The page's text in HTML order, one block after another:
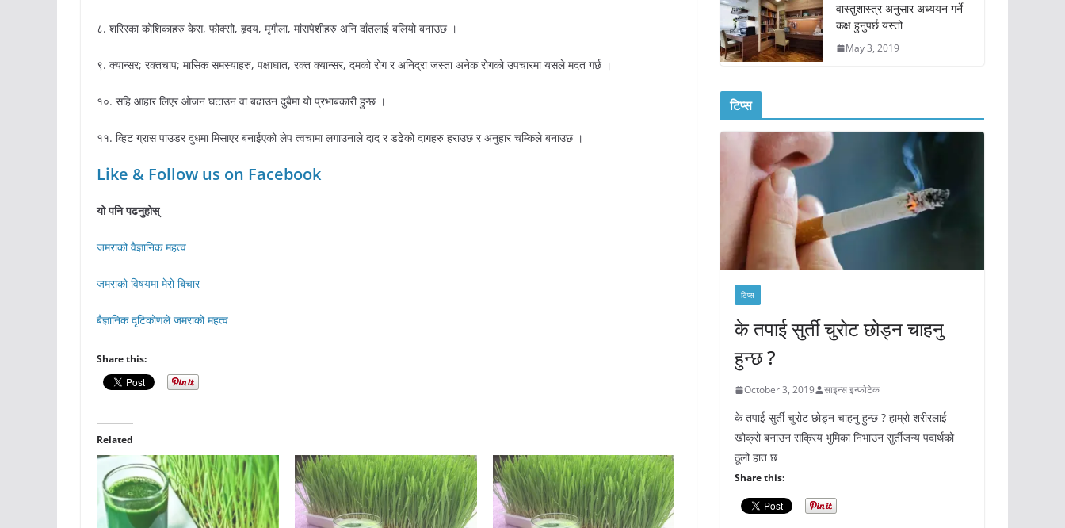
८. शरिरका कोशिकाहरु केस, फोक्सो, हृदय, मृगौला, मांसपेशीहरु अनि दाँतलाई बलियो बनाउछ ।
९. क्यान्सर; रक्तचाप; मासिक समस्याहरु, पक्षाघात, रक्त क्यान्सर, दमको रोग र अनिद्रा जस्ता अनेक रोगको उपचारमा यसले मदत गर्छ ।
१०. सहि आहार लिएर ओजन घटाउन वा बढाउन दुबैमा यो प्रभाबकारी हुन्छ ।
११. व्हिट ग्रास पाउडर दुधमा मिसाएर बनाईएको लेप त्वचामा लगाउनाले दाद र डढेको दागहरु हराउछ र अनुहार चम्किले बनाउछ ।
Like & Follow us on Facebook
यो पनि पढनुहोस्
जमराको वैज्ञानिक महत्व
जमराको विषयमा मेरो बिचार
बैज्ञानिक दृटिकोणले जमराको महत्व
Share this:
Related
वास्तुशास्त्र अनुसार अध्ययन गर्ने
कक्ष हुनुपर्छ यस्तो
May 3, 2019
टिप्स
टिप्स
के तपाई सुर्ती चुरोट छोड्न चाहनु
हुन्छ ?
October 3, 2019 साइन्स इन्फोटेक
के तपाई सुर्ती चुरोट छोड्न चाहनु हुन्छ ? हाम्रो शरीरलाई
खोक्रो बनाउन सक्रिय भुमिका निभाउन सुर्तीजन्य पदार्थको
ठूलो हात छ
Share this: